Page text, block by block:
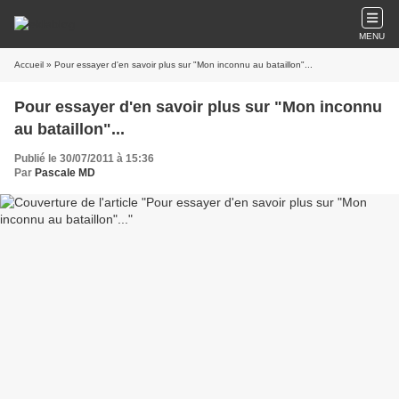
MENU
Accueil » Pour essayer d'en savoir plus sur "Mon inconnu au bataillon"...
Pour essayer d'en savoir plus sur "Mon inconnu
au bataillon"...
Publié le 30/07/2011 à 15:36
Par Pascale MD